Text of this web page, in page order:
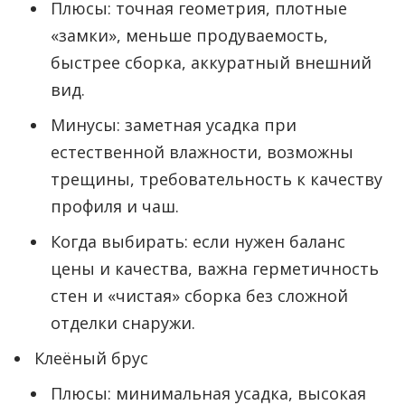
Плюсы: точная геометрия, плотные
«замки», меньше продуваемость,
быстрее сборка, аккуратный внешний
вид.
Минусы: заметная усадка при
естественной влажности, возможны
трещины, требовательность к качеству
профиля и чаш.
Когда выбирать: если нужен баланс
цены и качества, важна герметичность
стен и «чистая» сборка без сложной
отделки снаружи.
Клеёный брус
Плюсы: минимальная усадка, высокая